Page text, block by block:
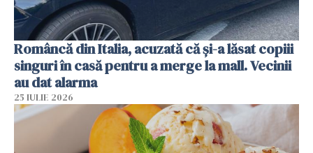
Româncă din Italia, acuzată că și-a lăsat copiii
singuri în casă pentru a merge la mall. Vecinii
au dat alarma
25 IULIE 2026